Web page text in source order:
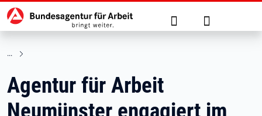
zu den Hauptinhalten springen
Hauptnavigation Suche Anmelden
Agentur für Arbeit